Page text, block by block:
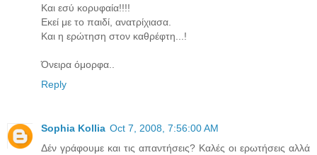
Και εσύ κορυφαία!!!!
Εκεί με το παιδί, ανατρίχιασα.
Και η ερώτηση στον καθρέφτη...!
Όνειρα όμορφα..
Reply
Sophia Kollia Oct 7, 2008, 7:56:00 AM
Δέν γράφουμε και τις απαντήσεις? Καλές οι ερωτήσεις αλλά